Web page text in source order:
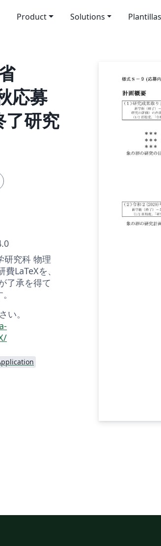
Product Solutions Plantillas
応募
研究
研究科 物理
LaTeXを、
了承を得て
い。